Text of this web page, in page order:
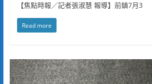
【焦點時報／記者張淑慧 報導】前鎮7月3
Read more